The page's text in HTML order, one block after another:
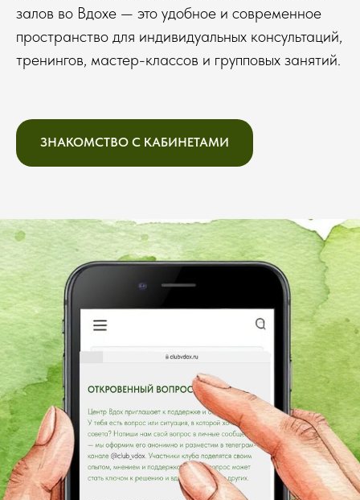
залов во Вдохе — это удобное и современное
пространство для индивидуальных консультаций,
тренингов, мастер-классов и групповых занятий.
ЗНАКОМСТВО С КАБИНЕТАМИ